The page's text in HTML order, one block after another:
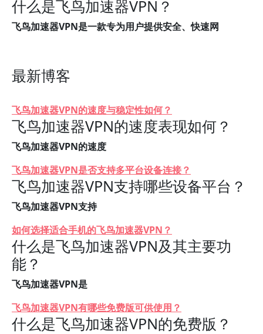
什么是飞鸟加速器VPN？
飞鸟加速器VPN是一款专为用户提供安全、快速网
最新博客
飞鸟加速器VPN的速度与稳定性如何？
飞鸟加速器VPN的速度表现如何？
飞鸟加速器VPN的速度
飞鸟加速器VPN是否支持多平台设备连接？
飞鸟加速器VPN支持哪些设备平台？
飞鸟加速器VPN支持
如何选择适合手机的飞鸟加速器VPN？
什么是飞鸟加速器VPN及其主要功
能？
飞鸟加速器VPN是
飞鸟加速器VPN有哪些免费版可供使用？
什么是飞鸟加速器VPN的免费版？